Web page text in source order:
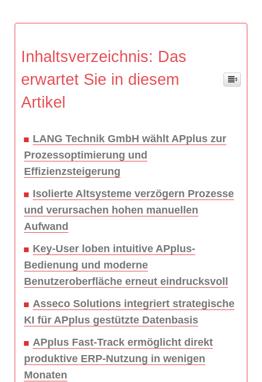
Inhaltsverzeichnis: Das
erwartet Sie in diesem
Artikel
LANG Technik GmbH wählt APplus zur
Prozessoptimierung und
Effizienzsteigerung
Isolierte Altsysteme verzögern Prozesse
und verursachen hohen manuellen
Aufwand
Key-User loben intuitive APplus-
Bedienung und moderne
Benutzeroberfläche erneut eindrucksvoll
Asseco Solutions integriert strategische
KI für APplus gestützte Datenbasis
APplus Fast-Track ermöglicht direkt
produktive ERP-Nutzung in wenigen
Monaten